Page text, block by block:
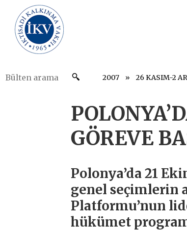
2007 26 KASIM-2
GÖREVE
Polonya’da 21
genel seçimlerin
Platformu’nun
hükümet